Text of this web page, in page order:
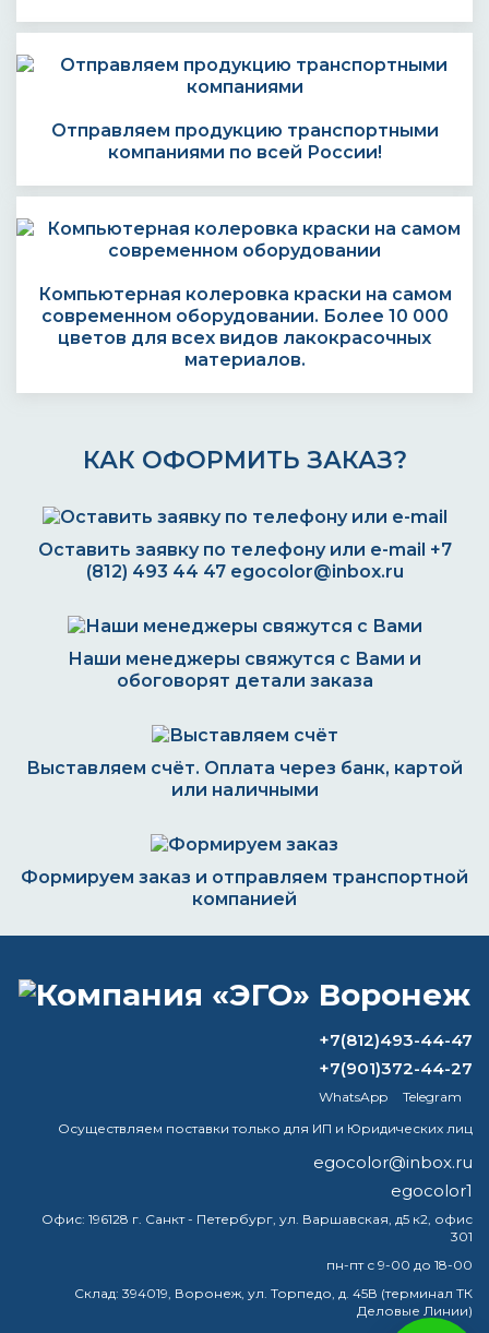
Отправляем продукцию транспортными
компаниями по всей России!
Компьютерная колеровка краски на самом
современном оборудовании. Более 10 000
цветов для всех видов лакокрасочных
материалов.
КАК ОФОРМИТЬ ЗАКАЗ?
Оставить заявку по телефону или e-mail +7
(812) 493 44 47 egocolor@inbox.ru
Наши менеджеры свяжутся с Вами и
обоговорят детали заказа
Выставляем счёт. Оплата через банк, картой
или наличными
Формируем заказ и отправляем транспортной
компанией
Удаляет ли растворитель латексную
покраски печи?
Что такое лакокрасочные изделия?
+7(812)493-44-47
+7(901)372-44-27
WhatsApp
Telegram
Осуществляем поставки только для ИП и Юридических лиц
egocolor@inbox.ru
egocolor1
Офис: 196128 г. Санкт - Петербург, ул. Варшавская, д5 к2, офис
301
пн-пт с 9-00 до 18-00
Склад: 394019, Воронеж, ул. Торпедо, д. 45В (терминал ТК
Деловые Линии)